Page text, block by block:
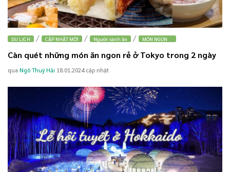
DU LỊCH / CẬP NHẬT MỚI / Người sành ăn / MÓN NGON
Càn quét những món ăn ngon rẻ ở Tokyo trong 2 ngày
qua Ngô Thuý Hải 18.01.2024 cập nhật